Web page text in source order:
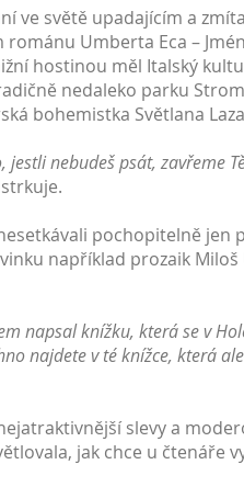
ve světě upadajícím a
Umberta Eca –
hostinou měl Italský
nedaleko parku
bohemistka Světlana
jestli nebudeš psát, zavřeme
pochopitelně jen
například prozaik Miloš
napsal knížku, která se v
najdete v té knížce, která
slevy a
jak chce u čtenáře